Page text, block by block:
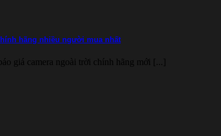
hãng nhiều người mua nhất
giá camera ngoài trời chính hãng mới [...]